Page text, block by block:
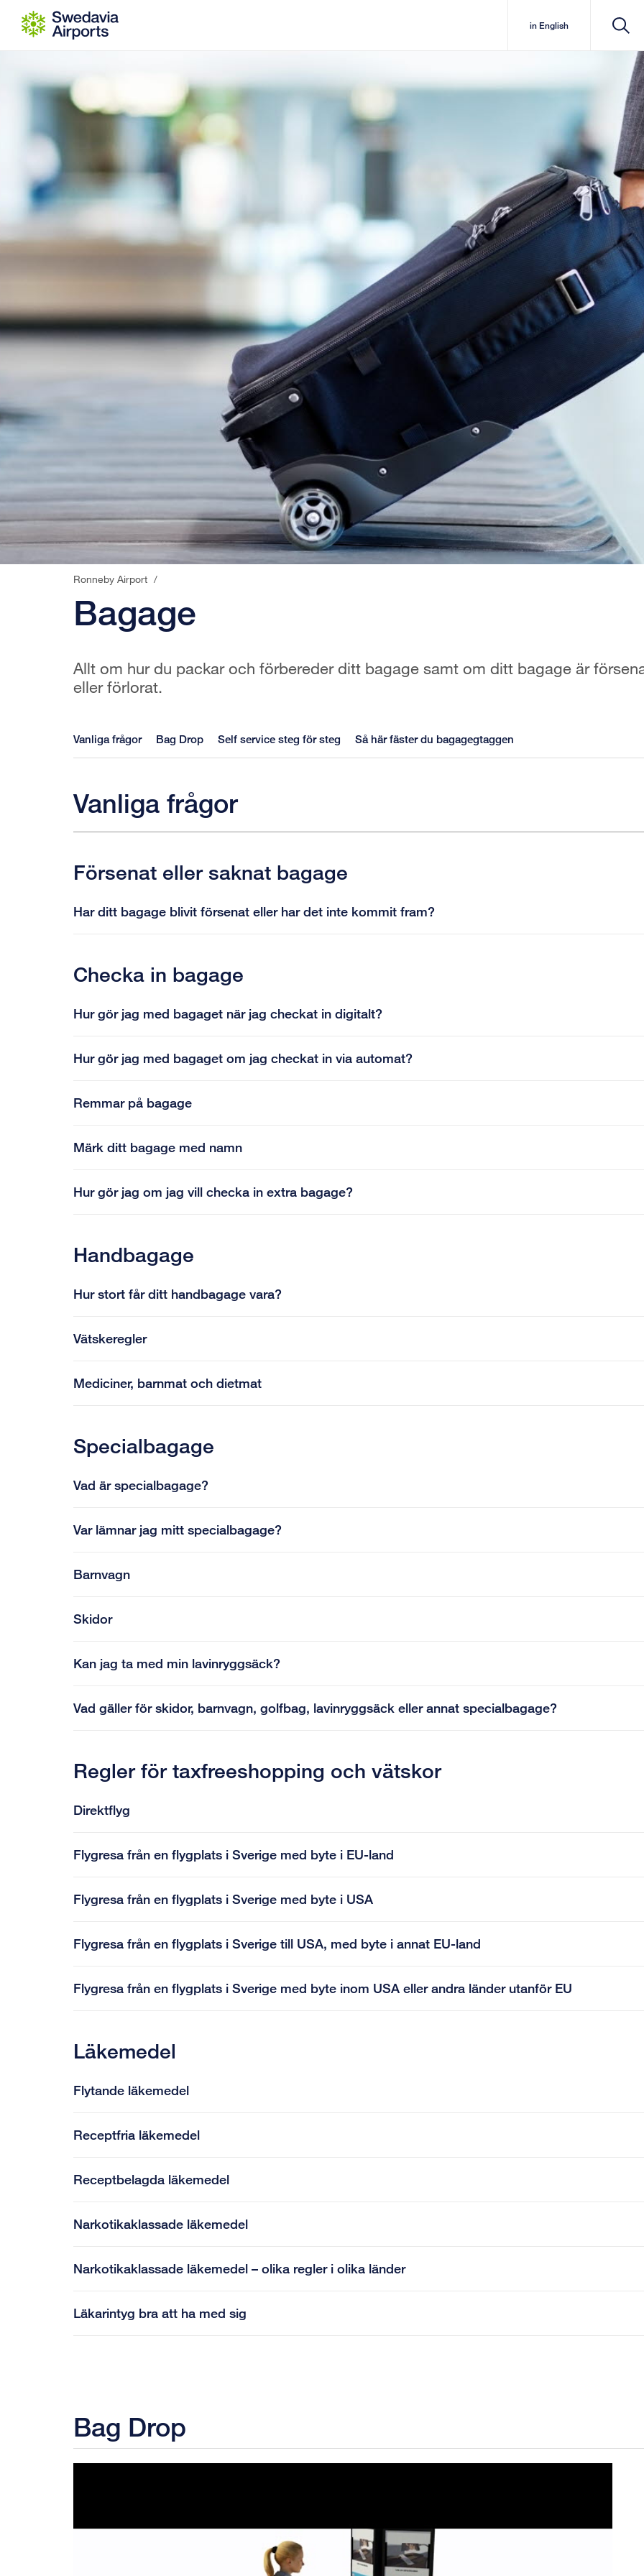
Gå till innehåll
in English
Ronneby Airport /
Bagage
Allt om hur du packar och förbereder ditt bagage samt om ditt bagage är
eller förlorat.
Vanliga frågor Bag Drop Self service steg för steg Så här fäster du bagagegtaggen
Vanliga frågor
Försenat eller saknat bagage
Har ditt bagage blivit försenat eller har det inte kommit fram?
Checka in bagage
Hur gör jag med bagaget när jag checkat in digitalt?
Hur gör jag med bagaget om jag checkat in via automat?
Remmar på bagage
Märk ditt bagage med namn
Hur gör jag om jag vill checka in extra bagage?
Handbagage
Hur stort får ditt handbagage vara?
Vätskeregler
Mediciner, barnmat och dietmat
Specialbagage
Vad är specialbagage?
Var lämnar jag mitt specialbagage?
Barnvagn
Skidor
Kan jag ta med min lavinryggsäck?
Vad gäller för skidor, barnvagn, golfbag, lavinryggsäck eller annat specialbagage?
Regler för taxfreeshopping och vätskor
Direktflyg
Flygresa från en flygplats i Sverige med byte i EU-land
Flygresa från en flygplats i Sverige med byte i USA
Flygresa från en flygplats i Sverige till USA, med byte i annat EU-land
Flygresa från en flygplats i Sverige med byte inom USA eller andra länder utanför EU
Läkemedel
Flytande läkemedel
Receptfria läkemedel
Receptbelagda läkemedel
Narkotikaklassade läkemedel
Narkotikaklassade läkemedel – olika regler i olika länder
Läkarintyg bra att ha med sig
Bag Drop